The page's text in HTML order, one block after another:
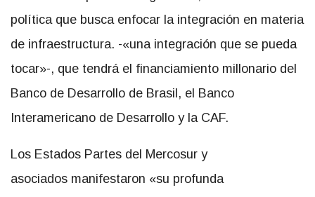
política que busca enfocar la integración en materia
de infraestructura. -«una integración que se pueda
tocar»-, que tendrá el financiamiento millonario del
Banco de Desarrollo de Brasil, el Banco
Interamericano de Desarrollo y la CAF.
Los Estados Partes del Mercosur y
asociados manifestaron «su profunda